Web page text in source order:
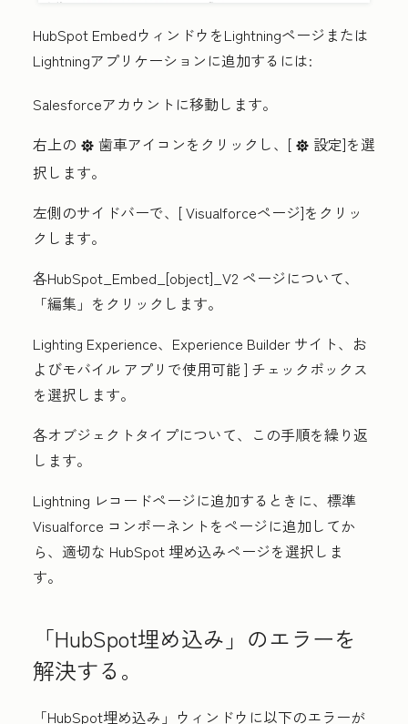
HubSpot EmbedウィンドウをLightningページまたは
Lightningアプリケーションに追加するには:
Salesforceアカウントに移動します。
右上の settings 歯車アイコンをクリックし、[ settings 設定]を選
択します。
左側のサイドバーで、[Visualforceページ]をクリッ
クします。
各HubSpot_Embed_[object]_V2 ページについて、
「編集」を クリックします。
Lighting Experience、Experience Builder サイト、お
よびモバイル アプリで使用可能] チェックボックス
を選択します。
各オブジェクトタイプについて、この手順を繰り返
します。
Lightning レコードページに追加するときに、標準
Visualforce コンポーネントをページに追加してか
ら、適切な HubSpot 埋め込みページを選択しま
す。
「HubSpot埋め込み」のエラーを
解決する。
「HubSpot埋め込み」ウィンドウに以下のエラーが